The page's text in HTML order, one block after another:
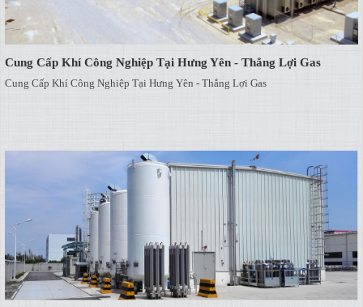
Cung Cấp Khí Công Nghiệp Tại Hưng Yên - Thắng Lợi Gas
Cung Cấp Khí Công Nghiệp Tại Hưng Yên - Thắng Lợi Gas